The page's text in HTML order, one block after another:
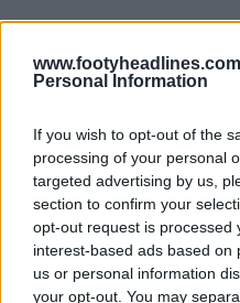
Personal Information
If you wish to opt-out of the
processing of your personal
targeted advertising by us,
section to confirm your
opt-out request is processed
interest-based ads based on
us or personal information
your opt-out. You may